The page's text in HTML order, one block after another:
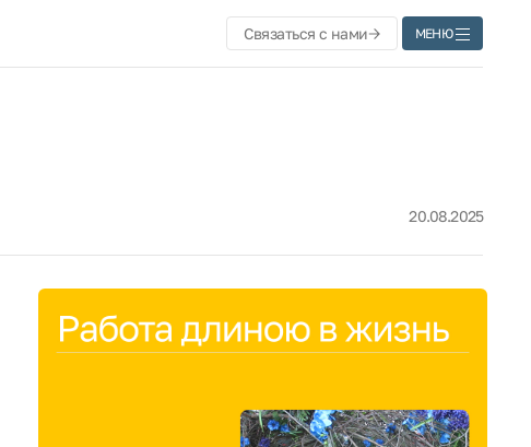
Связаться с нами МЕНЮ
20.08.2025